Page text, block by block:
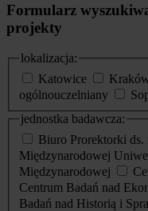
Formularz
projekty
lokalizacja:
Katowice
ogólnouczelniany
jednostka badawcza:
Biuro Prorektorki ds.
Międzynarodowej
Międzynarodowej
Centrum Badań nad
Badań nad Historią i